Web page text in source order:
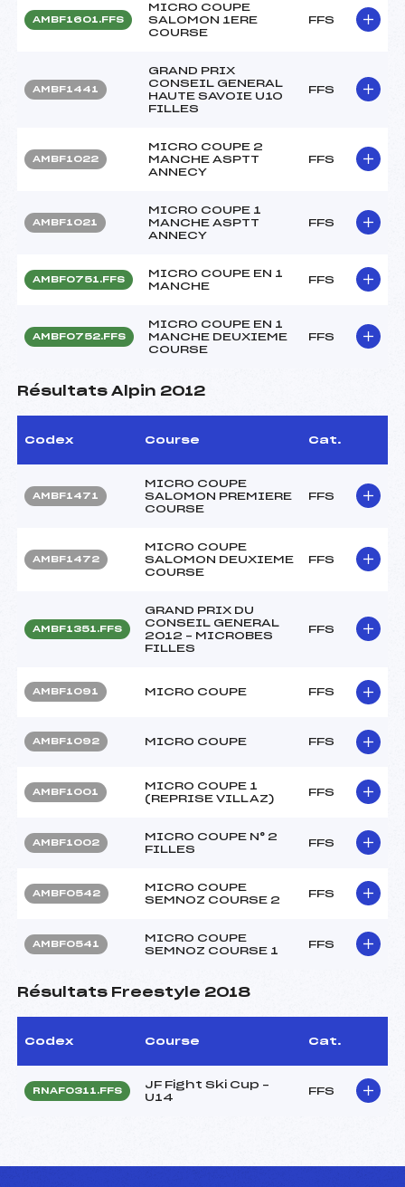
AMBF1601.FFS
MICRO COUPE
SALOMON 1ERE
COURSE
FFS
AMBF1441
GRAND PRIX
CONSEIL GENERAL
HAUTE SAVOIE U10
FILLES
FFS
AMBF1022
MICRO COUPE 2
MANCHE ASPTT
ANNECY
FFS
AMBF1021
MICRO COUPE 1
MANCHE ASPTT
ANNECY
FFS
AMBF0751.FFS
MICRO COUPE EN 1
MANCHE
FFS
AMBF0752.FFS
MICRO COUPE EN 1
MANCHE DEUXIEME
COURSE
FFS
Résultats Alpin 2012
Codex Course Cat.
AMBF1471
MICRO COUPE
SALOMON PREMIERE
COURSE
FFS
AMBF1472
MICRO COUPE
SALOMON DEUXIEME
COURSE
FFS
AMBF1351.FFS
GRAND PRIX DU
CONSEIL GENERAL
2012 – MICROBES
FILLES
FFS
AMBF1091 MICRO COUPE FFS
AMBF1092 MICRO COUPE FFS
AMBF1001
MICRO COUPE 1
(REPRISE VILLAZ)
FFS
AMBF1002
MICRO COUPE N° 2
FILLES
FFS
AMBF0542
MICRO COUPE
SEMNOZ COURSE 2
FFS
AMBF0541
MICRO COUPE
SEMNOZ COURSE 1
FFS
Résultats Freestyle 2018
Codex Course Cat.
RNAF0311.FFS
JF Fight Ski Cup –
U14
FFS